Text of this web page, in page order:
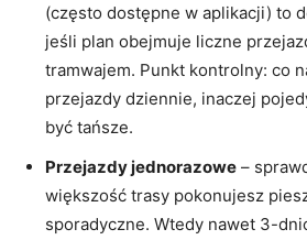
(często dostępne w aplikacji) to
jeśli plan obejmuje liczne
tramwajem. Punkt kontrolny: co
przejazdy dziennie, inaczej
być tańsze.
Przejazdy jednorazowe –
większość trasy pokonujesz
sporadyczne. Wtedy nawet 3-